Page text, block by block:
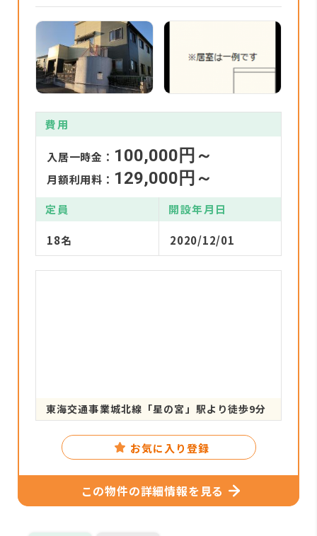
費用
入居一時金： 100,000円～
月額利用料： 129,000円～
定員 開設年月日
18名 2020/12/01
東海交通事業城北線「星の宮」駅より徒歩9分
お気に入り登録
この物件の詳細情報を見る